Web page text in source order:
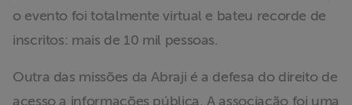
o evento foi totalmente virtual e bateu recorde de
inscritos: mais de 10 mil pessoas.
Outra das missões da Abraji é a defesa do direito de
acesso a informações pública. A associação foi uma